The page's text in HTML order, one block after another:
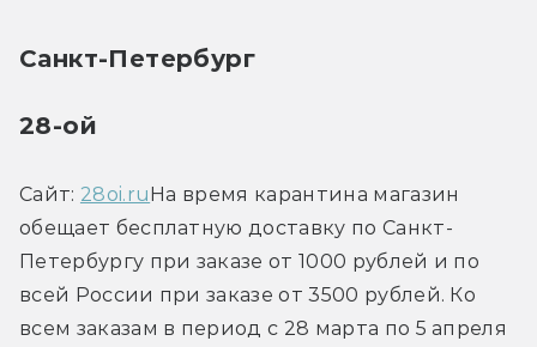
Санкт-Петербург
28-ой
Сайт: 28oi.ruНа время карантина магазин
обещает бесплатную доставку по Санкт-
Петербургу при заказе от 1000 рублей и по
всей России при заказе от 3500 рублей. Ко
всем заказам в период с 28 марта по 5 апреля